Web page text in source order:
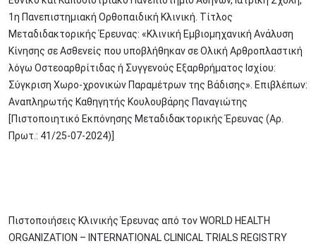
1η Πανεπιστημιακή Ορθοπαιδική Κλινική. Τίτλος
Μεταδιδακτορικής Έρευνας: «Κλινική Εμβιομηχανική Ανάλυση
Κίνησης σε Ασθενείς που υποβλήθηκαν σε Ολική Αρθροπλαστική
λόγω Οστεοαρθρίτιδας ή Συγγενούς Εξαρθρήματος Ισχίου:
Σύγκριση Χωρο-χρονικών Παραμέτρων της Βάδισης». Επιβλέπων:
Αναπληρωτής Καθηγητής Κουλουβάρης Παναγιώτης
[Πιστοποιητικό Εκπόνησης Μεταδιδακτορικής Έρευνας (Αρ.
Πρωτ.: 41/25-07-2024)]
Πιστοποιήσεις Κλινικής Έρευνας από τον WORLD HEALTH
ORGANIZATION – INTERNATIONAL CLINICAL TRIALS REGISTRY